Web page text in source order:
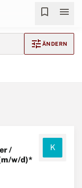
bookmark menu
tune ÄNDERN
/
w/d)*
K